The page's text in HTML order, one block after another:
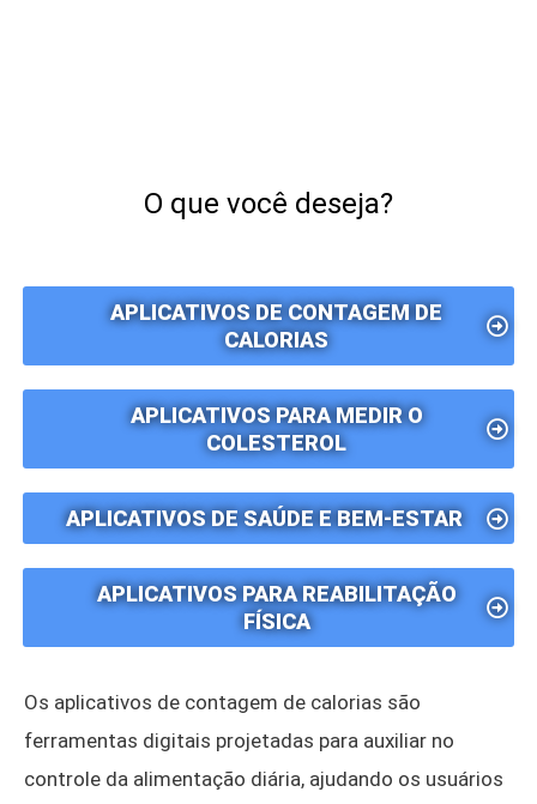
O que você deseja?
APLICATIVOS DE CONTAGEM DE
CALORIAS
APLICATIVOS PARA MEDIR O
COLESTEROL
APLICATIVOS DE SAÚDE E BEM-ESTAR
APLICATIVOS PARA REABILITAÇÃO
FÍSICA
Os aplicativos de contagem de calorias são
ferramentas digitais projetadas para auxiliar no
controle da alimentação diária, ajudando os usuários